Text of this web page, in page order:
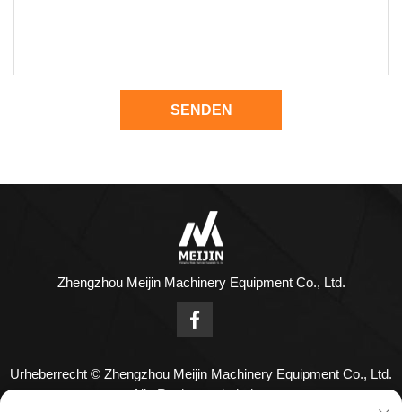
SENDEN
Zhengzhou Meijin Machinery Equipment Co., Ltd.
Urheberrecht © Zhengzhou Meijin Machinery Equipment Co., Ltd.
Alle Rechte vorbehalten